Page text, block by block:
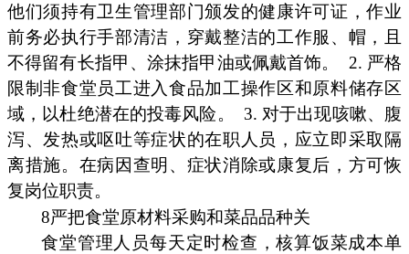
他们须持有卫生管理部门颁发的健康许可证，作业
前务必执行手部清洁，穿戴整洁的工作服、帽，且
不得留有长指甲、涂抹指甲油或佩戴首饰。
2. 严格
限制非食堂员工进入食品加工操作区和原料储存区
域，以杜绝潜在的投毒风险。
3. 对于出现咳嗽、腹
泻、发热或呕吐等症状的在职人员，应立即采取隔
离措施。在病因查明、症状消除或康复后，方可恢
复岗位职责。
8严把食堂原材料采购和菜品品种关
食堂管理人员每天定时检查，核算饭菜成本单